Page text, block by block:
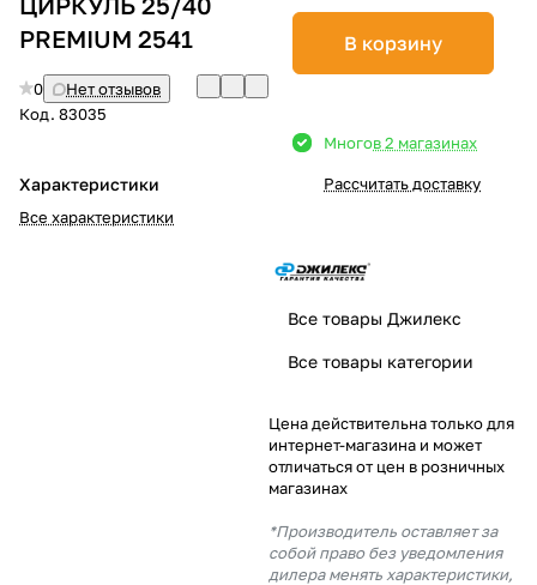
PREMIUM 2541
0
Нет отзывов
Код. 83035
Характеристики
Все характеристики
В корзину
Многов 2 магазинах
Рассчитать доставку
Все товары Джилекс
Все товары категории
Цена действительна только для
интернет-магазина и может
отличаться от цен в розничных
магазинах
*Производитель оставляет за
собой право без уведомления
дилера менять характеристики,
Сегодня
25%
% картой любого банка
% будут
с вашей карты